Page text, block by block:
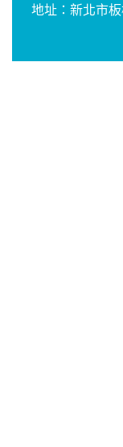
地址：新北市